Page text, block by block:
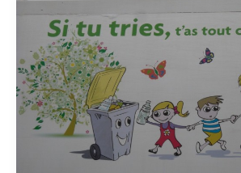
camion
poubelle.